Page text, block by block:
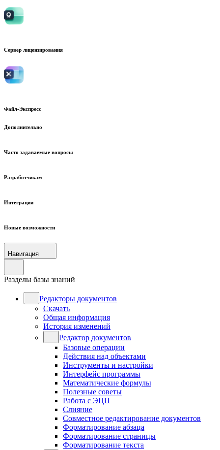
Сервер лицензирования
Файл-Экспресс
Дополнительно
Часто задаваемые вопросы
Разработчикам
Интеграции
Новые возможности
Навигация
Разделы базы знаний
Редакторы документов
Скачать
Общая информация
История изменений
Редактор документов
Базовые операции
Действия над объектами
Инструменты и настройки
Интерфейс программы
Математические формулы
Полезные советы
Работа с ЭЦП
Слияние
Совместное редактирование документов
Форматирование абзаца
Форматирование страницы
Форматирование текста